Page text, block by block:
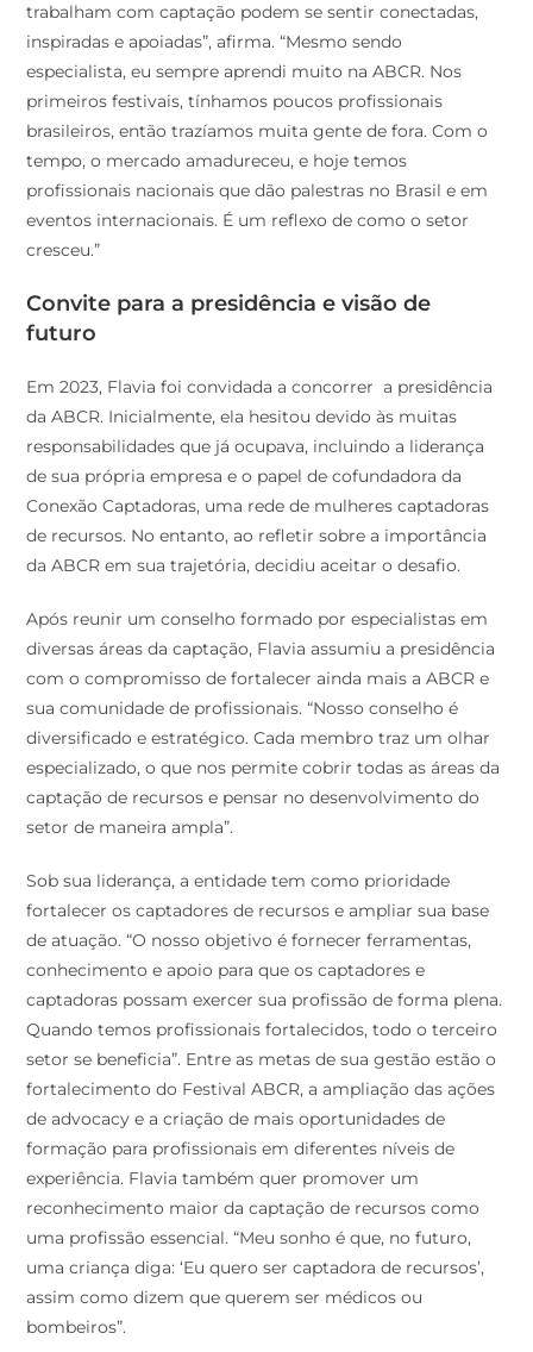
trabalham com captação podem se sentir conectadas,
inspiradas e apoiadas”, afirma. “Mesmo sendo
especialista, eu sempre aprendi muito na ABCR. Nos
primeiros festivais, tínhamos poucos profissionais
brasileiros, então trazíamos muita gente de fora. Com o
tempo, o mercado amadureceu, e hoje temos
profissionais nacionais que dão palestras no Brasil e em
eventos internacionais. É um reflexo de como o setor
cresceu.”
Convite para a presidência e visão de
futuro
Em 2023, Flavia foi convidada a concorrer a presidência
da ABCR. Inicialmente, ela hesitou devido às muitas
responsabilidades que já ocupava, incluindo a liderança
de sua própria empresa e o papel de cofundadora da
Conexão Captadoras, uma rede de mulheres captadoras
de recursos. No entanto, ao refletir sobre a importância
da ABCR em sua trajetória, decidiu aceitar o desafio.
Após reunir um conselho formado por especialistas em
diversas áreas da captação, Flavia assumiu a presidência
com o compromisso de fortalecer ainda mais a ABCR e
sua comunidade de profissionais. “Nosso conselho é
diversificado e estratégico. Cada membro traz um olhar
especializado, o que nos permite cobrir todas as áreas da
captação de recursos e pensar no desenvolvimento do
setor de maneira ampla”.
Sob sua liderança, a entidade tem como prioridade
fortalecer os captadores de recursos e ampliar sua base
de atuação. “O nosso objetivo é fornecer ferramentas,
conhecimento e apoio para que os captadores e
captadoras possam exercer sua profissão de forma plena.
Quando temos profissionais fortalecidos, todo o terceiro
setor se beneficia”. Entre as metas de sua gestão estão o
fortalecimento do Festival ABCR, a ampliação das ações
de advocacy e a criação de mais oportunidades de
formação para profissionais em diferentes níveis de
experiência. Flavia também quer promover um
reconhecimento maior da captação de recursos como
uma profissão essencial. “Meu sonho é que, no futuro,
uma criança diga: ‘Eu quero ser captadora de recursos’,
assim como dizem que querem ser médicos ou
bombeiros”.